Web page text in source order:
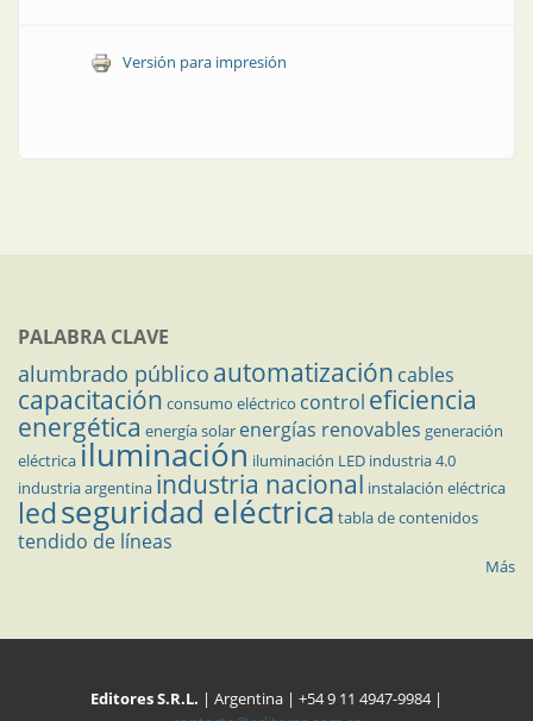
Versión para impresión
PALABRA CLAVE
alumbrado público automatización cables
capacitación consumo eléctrico control eficiencia
energética energía solar energías renovables generación
eléctricailuminación iluminación LED industria 4.0
industria argentina industria nacional instalación eléctrica
ledseguridad eléctrica tabla de contenidos
tendido de líneas
Más
Editores S.R.L. | Argentina | +54 9 11 4947-9984 |